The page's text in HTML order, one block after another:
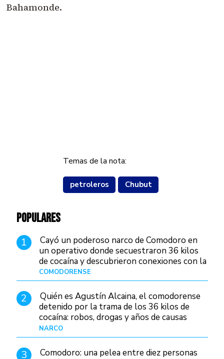
Bahamonde.
Temas de la nota:
petroleros Chubut
POPULARES
1
Cayó un poderoso narco de Comodoro en
un operativo donde secuestraron 36 kilos
de cocaína y descubrieron conexiones con la
Patagonia
COMODORENSE
2
Quién es Agustín Alcaina, el comodorense
detenido por la trama de los 36 kilos de
cocaína: robos, drogas y años de causas
judiciales
NARCO
3
Comodoro: una pelea entre diez personas